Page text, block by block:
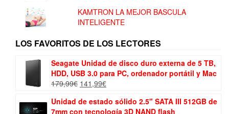
KAMTRON LA MEJOR BASCULA
INTELIGENTE
LOS FAVORITOS DE LOS LECTORES
Seagate Unidad de disco duro externa de 5 TB,
HDD, USB 3.0 para PC, ordenador portátil y Mac
179,99€ El
original
141,99€El
actual
Unidad de estado sólido 2.5" SATA III 512GB de
7mm con tecnología 3D NAND flash